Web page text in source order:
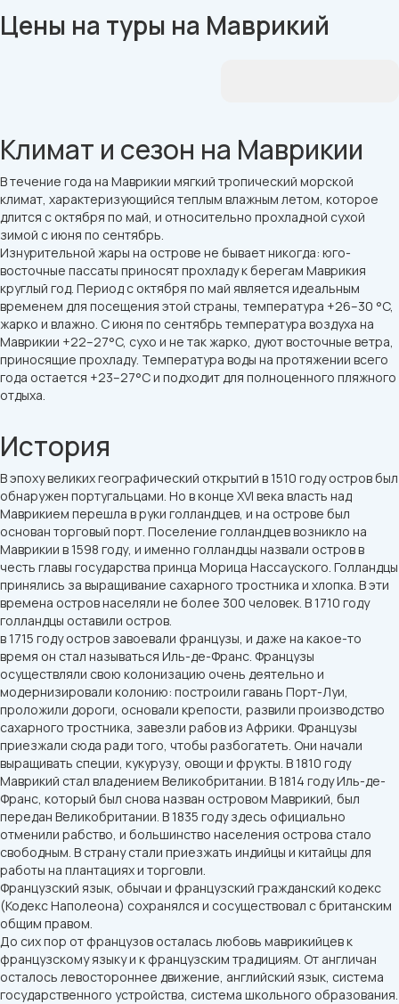
Цены на туры на Маврикий
Климат и сезон на Маврикии
В течение года на Маврикии мягкий тропический морской
климат, характеризующийся теплым влажным летом, которое
длится с октября по май, и относительно прохладной сухой
зимой с июня по сентябрь.
Изнурительной жары на острове не бывает никогда: юго-
восточные пассаты приносят прохладу к берегам Маврикия
круглый год. Период с октября по май является идеальным
временем для посещения этой страны, температура +26–30 °C,
жарко и влажно. С июня по сентябрь температура воздуха на
Маврикии +22–27°C, сухо и не так жарко, дуют восточные ветра,
приносящие прохладу. Температура воды на протяжении всего
года остается +23–27°C и подходит для полноценного пляжного
отдыха.
История
В эпоху великих географический открытий в 1510 году остров был
обнаружен португальцами. Но в конце XVI века власть над
Маврикием перешла в руки голландцев, и на острове был
основан торговый порт. Поселение голландцев возникло на
Маврикии в 1598 году, и именно голландцы назвали остров в
честь главы государства принца Морица Нассауского. Голландцы
принялись за выращивание сахарного тростника и хлопка. В эти
времена остров населяли не более 300 человек. В 1710 году
голландцы оставили остров.
в 1715 году остров завоевали французы, и даже на какое-то
время он стал называться Иль-де-Франс. Французы
осуществляли свою колонизацию очень деятельно и
модернизировали колонию: построили гавань Порт-Луи,
проложили дороги, основали крепости, развили производство
сахарного тростника, завезли рабов из Африки. Французы
приезжали сюда ради того, чтобы разбогатеть. Они начали
выращивать специи, кукурузу, овощи и фрукты. В 1810 году
Маврикий стал владением Великобритании. В 1814 году Иль-де-
Франс, который был снова назван островом Маврикий, был
передан Великобритании. В 1835 году здесь официально
отменили рабство, и большинство населения острова стало
свободным. В страну стали приезжать индийцы и китайцы для
работы на плантациях и торговли.
Французский язык, обычаи и французский гражданский кодекс
(Кодекс Наполеона) сохранялся и сосуществовал с британским
общим правом.
До сих пор от французов осталась любовь маврикийцев к
французскому языку и к французским традициям. От англичан
осталось левостороннее движение, английский язык, система
государственного устройства, система школьного образования.